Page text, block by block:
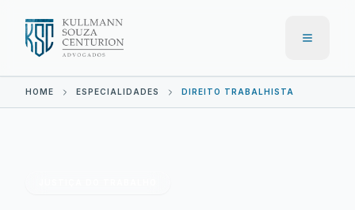
Menu
HOME ESPECIALIDADES DIREITO TRABALHISTA